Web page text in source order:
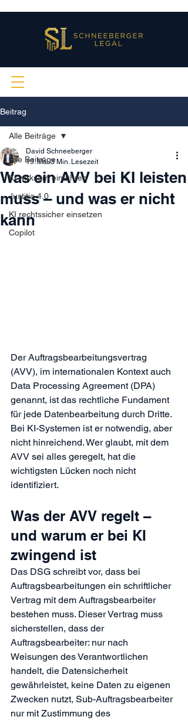
Beitrag
Alle Beiträge
KI wirksam einführen
Justitia 4.0
KI rechtssicher einsetzen
Copilot
Alle Beiträge
Was ein AVV bei KI leisten
muss – und was er nicht
kann
David Schneeberger
19. Mai 3 Min. Lesezeit
Der Auftragsbearbeitungsvertrag
(AVV), im internationalen Kontext auch
Data Processing Agreement (DPA)
genannt, ist das rechtliche Fundament
für jede Datenbearbeitung durch Dritte.
Bei KI-Systemen ist er notwendig, aber
nicht hinreichend. Wer glaubt, mit dem
AVV sei alles geregelt, hat die
wichtigsten Lücken noch nicht
identifiziert.
Was der AVV regelt –
und warum er bei KI
zwingend ist
Das DSG schreibt vor, dass bei
Auftragsbearbeitungen ein schriftlicher
Vertrag mit dem Auftragsbearbeiter
bestehen muss. Dieser Vertrag muss
sicherstellen, dass der
Auftragsbearbeiter: nur nach
Weisungen des Verantwortlichen
handelt, die Datensicherheit
gewährleistet, keine Daten zu eigenen
Zwecken nutzt, Sub-Auftragsbearbeiter
nur mit Zustimmung des